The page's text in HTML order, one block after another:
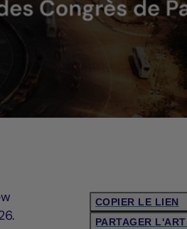
COPIER LE LIEN
PARTAGER